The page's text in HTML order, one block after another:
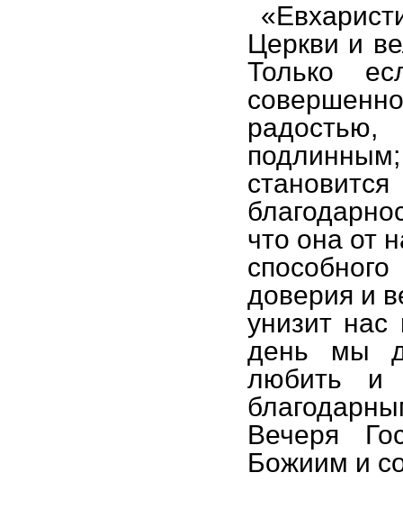
Церкви и
Только
что она от
доверия и
унизит
день мы
любить и
Вечеря
Божиим и